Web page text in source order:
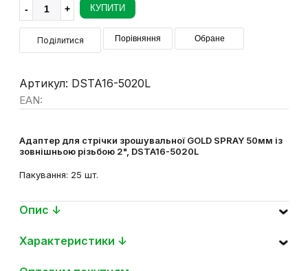
КУПИТИ
Поділитися Порівняння Обране
Артикул: DSTA16-5020L
EAN:
Адаптер для стрічки зрошувальної GOLD SPRAY 50мм із
зовнішньою різьбою 2", DSTA16-5020L
Пакування: 25 шт.
Опис ↓
Характеристики ↓